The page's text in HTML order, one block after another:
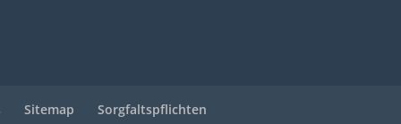
Sitemap Sorgfaltspflichten